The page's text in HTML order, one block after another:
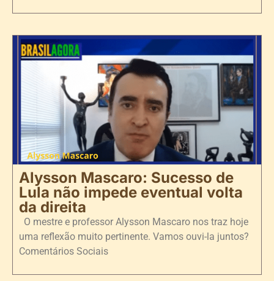
Alysson Mascaro: Sucesso de
Lula não impede eventual volta
da direita
O mestre e professor Alysson Mascaro nos traz hoje
uma reflexão muito pertinente. Vamos ouvi-la juntos?
Comentários Sociais